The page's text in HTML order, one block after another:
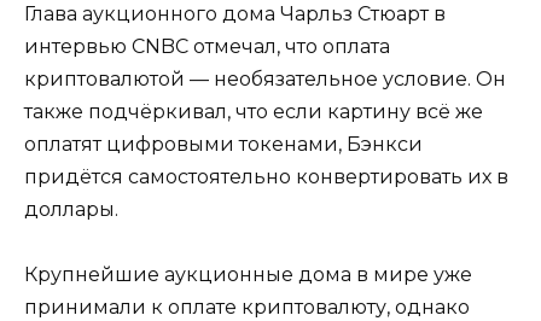
Глава аукционного дома Чарльз Стюарт в
интервью CNBC отмечал, что оплата
криптовалютой — необязательное условие. Он
также подчёркивал, что если картину всё же
оплатят цифровыми токенами, Бэнкси
придётся самостоятельно конвертировать их в
доллары.
Крупнейшие аукционные дома в мире уже
принимали к оплате криптовалюту, однако